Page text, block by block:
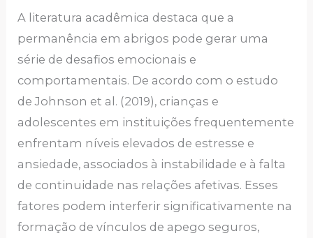
A literatura acadêmica destaca que a
permanência em abrigos pode gerar uma
série de desafios emocionais e
comportamentais. De acordo com o estudo
de Johnson et al. (2019), crianças e
adolescentes em instituições frequentemente
enfrentam níveis elevados de estresse e
ansiedade, associados à instabilidade e à falta
de continuidade nas relações afetivas. Esses
fatores podem interferir significativamente na
formação de vínculos de apego seguros,